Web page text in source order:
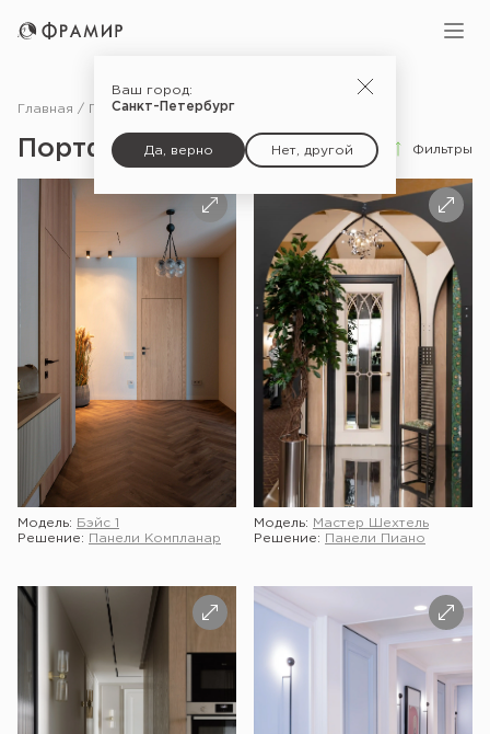
Ваш город:
Санкт-Петербург
Да, верно Нет, другой
Главная Портфолио
Портфолио Фильтры
Модель:
Бэйс 1
Решение:
Панели Компланар
Модель:
Мастер Шехтель
Решение:
Панели Пиано